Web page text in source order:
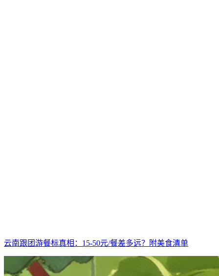
云南跟团游餐标真相：15-50元/餐差多远？附美食清单